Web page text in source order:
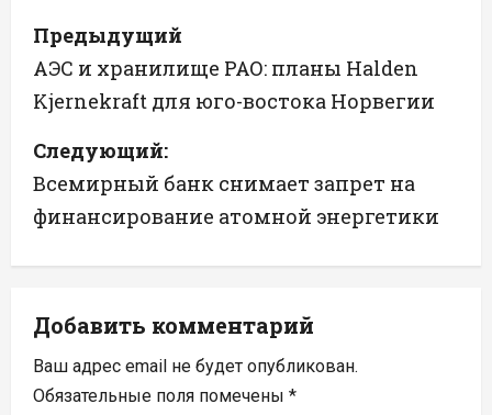
Н
а
в
и
г
а
и
я
Предыдущий
АЭС и хранилище РАО: планы Halden
Kjernekraft для юго-востока Норвегии
Следующий:
Всемирный банк снимает запрет на
финансирование атомной энергетики
Добавить комментарий
Ваш адрес email не будет опубликован.
Обязательные поля помечены *